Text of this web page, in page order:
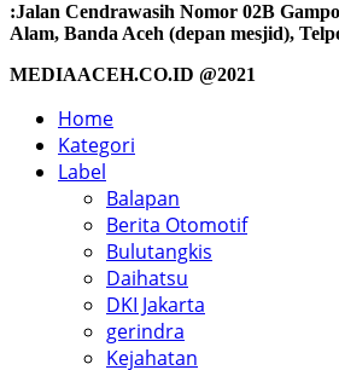
:Jalan Cendrawasih Nomor 02B
Alam, Banda Aceh (depan mesjid),
MEDIAACEH.CO.ID @2021
Home
Kategori
Label
Balapan
Berita Otomotif
Bulutangkis
Daihatsu
DKI Jakarta
gerindra
Kejahatan